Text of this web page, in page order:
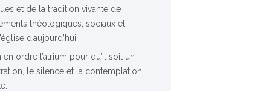
et de la tradition vivante de
théologiques, sociaux et
d’aujourd’hui;
en ordre l’atrium pour qu’il soit un
le silence et la contemplation